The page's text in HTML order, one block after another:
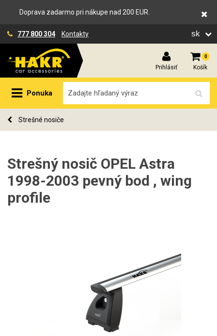
Doprava zadarmo pri nákupe nad 200 EUR.
777 800 304 Kontakty sk
Prihlásiť
0
Košík
Ponuka
Strešné nosiče
Strešný nosič OPEL Astra
1998-2003 pevný bod , wing
profile